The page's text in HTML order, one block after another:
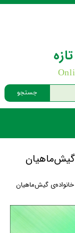
جستجو
گیش‌ماهیان
خانواده‌ی گیش‌ماهیان